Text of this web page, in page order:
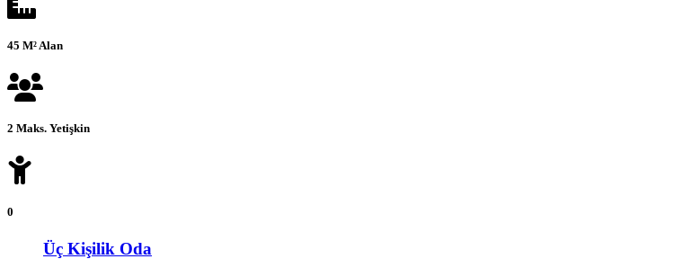
45 M² Alan
2 Maks. Yetişkin
0
Üç Kişilik Oda